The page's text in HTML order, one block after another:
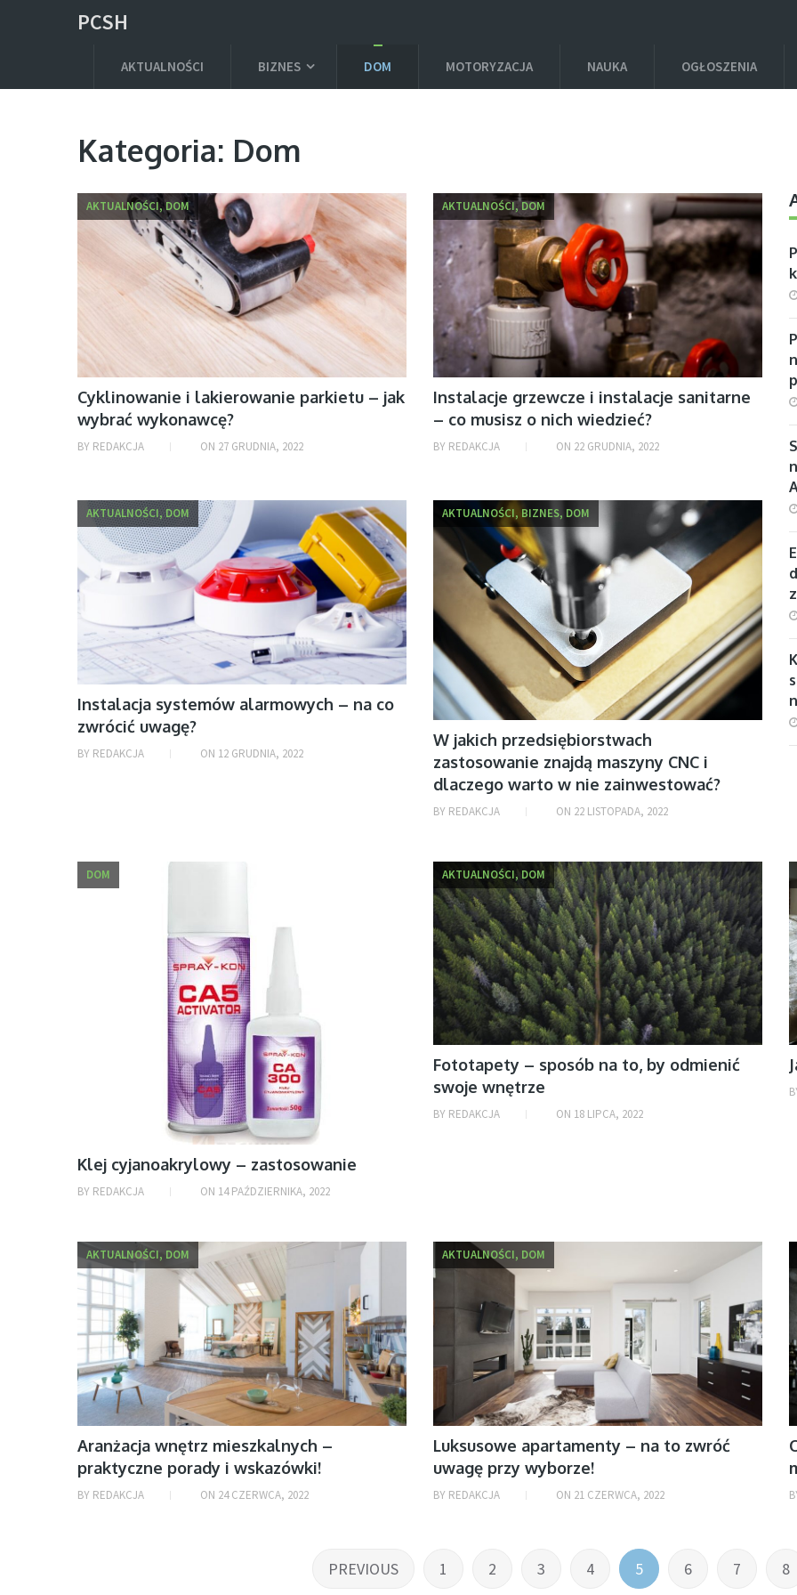
PCSH
AKTUALNOŚCI BIZNES DOM MOTORYZACJA NAUKA OGŁOSZENIA
Kategoria: Dom
AKTUALNOŚCI, DOM
Cyklinowanie i lakierowanie parkietu – jak
wybrać wykonawcę?
BY REDAKCJA ON 27 GRUDNIA, 2022
AKTUALNOŚCI, DOM
Instalacje grzewcze i instalacje sanitarne
– co musisz o nich wiedzieć?
BY REDAKCJA ON 22 GRUDNIA, 2022
AKTUALNOŚCI, DOM
Instalacja systemów alarmowych – na co
zwrócić uwagę?
BY REDAKCJA ON 12 GRUDNIA, 2022
AKTUALNOŚCI, BIZNES, DOM
W jakich przedsiębiorstwach
zastosowanie znajdą maszyny CNC i
dlaczego warto w nie zainwestować?
BY REDAKCJA ON 22 LISTOPADA, 2022
DOM
Klej cyjanoakrylowy – zastosowanie
BY REDAKCJA ON 14 PAŹDZIERNIKA, 2022
AKTUALNOŚCI, DOM
Fototapety – sposób na to, by odmienić
swoje wnętrze
BY REDAKCJA ON 18 LIPCA, 2022
AKTUALNOŚCI, DOM
Aranżacja wnętrz mieszkalnych –
praktyczne porady i wskazówki!
BY REDAKCJA ON 24 CZERWCA, 2022
AKTUALNOŚCI, DOM
Luksusowe apartamenty – na to zwróć
uwagę przy wyborze!
BY REDAKCJA ON 21 CZERWCA, 2022
PREVIOUS 1 2 3 4 5 6 7 8